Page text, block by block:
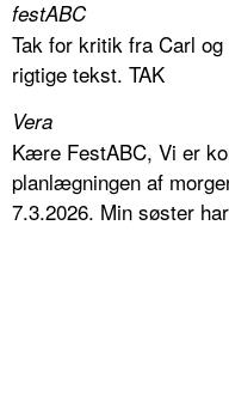
festABC
Tak for kritik fra Carl
rigtige tekst. TAK
Vera
Kære FestABC, Vi er
planlægningen af
7.3.2026. Min søster